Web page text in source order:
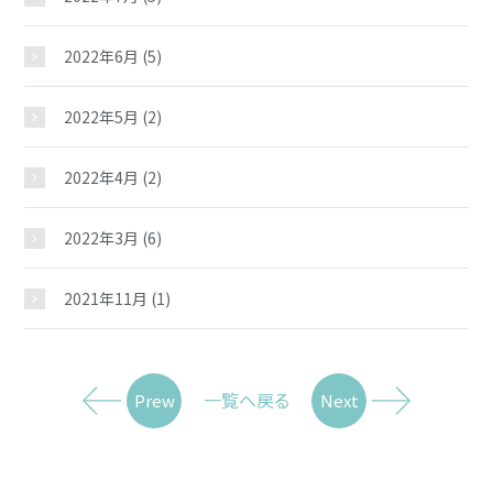
2022年6月 (5)
2022年5月 (2)
2022年4月 (2)
2022年3月 (6)
2021年11月 (1)
Prew 一覧へ戻る Next